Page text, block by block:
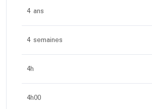
4 ans
4 semaines
4h
4h00